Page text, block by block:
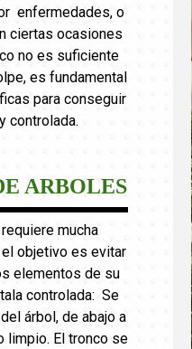
enfermedades, o
ciertas ocasiones
no es suficiente
es fundamental
para conseguir
controlada.
ARBOLES
mucha
objetivo es evitar
elementos de su
controlada: Se
árbol, de abajo a
limpio. El tronco se